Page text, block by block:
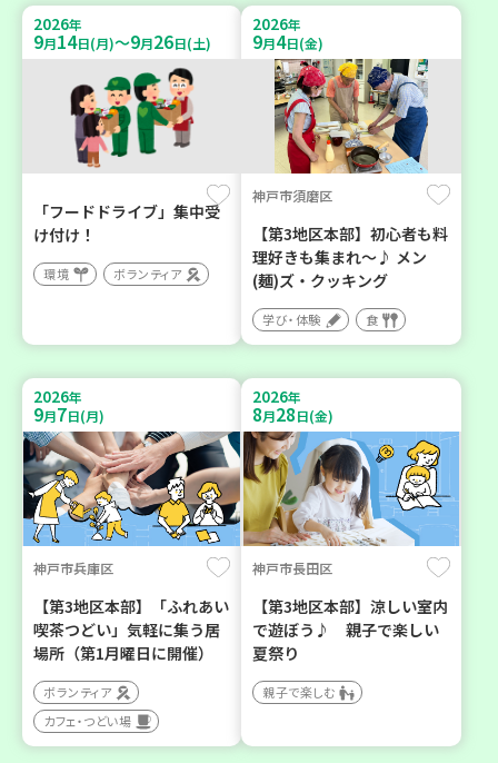
2026年
9月14日(月)～9月26日(土)
「フードドライブ」集中受
け付け！
環境 ボランティア
2026年
9月4日(金)
神戸市須磨区
【第3地区本部】初心者も料
理好きも集まれ～♪ メン
(麺)ズ・クッキング
学び・体験 食
2026年
9月7日(月)
神戸市兵庫区
【第3地区本部】「ふれあい
喫茶つどい」気軽に集う居
場所（第1月曜日に開催）
ボランティア
カフェ・つどい場
2026年
8月28日(金)
神戸市長田区
【第3地区本部】涼しい室内
で遊ぼう♪ 親子で楽しい
夏祭り
親子で楽しむ